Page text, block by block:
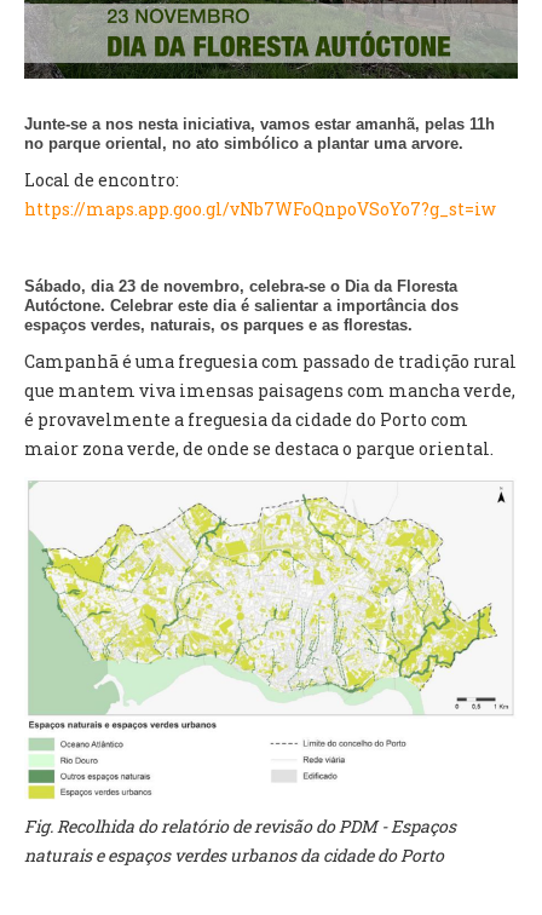
VÍDEOS
AUTARQUIA
CONSTITUIÇÃO
PRESIDENTE
EXECUTIVO E PELOUROS
DOCUMENTOS
ATAS E DOCUMENTOS DA ASSEMBLEIA
EDITAIS
REGULAMENTOS E TAXAS
RELATÓRIO E CONTAS
INVENTÁRIO
RECRUTAMENTO PESSOAL
CÓDIGO DE CONDUTA
ORÇAMENTO COLABORATIVO
FUNDO DE APOIO AO ASSOCIATIVISMO
SUBVENÇÕES PÚBLICAS
SERVIÇOS
GERAIS
SECRETARIA
Junte-se a nos nesta iniciativa, vamos estar amanhã, pelas 11h
no parque oriental, no ato simbólico a plantar uma arvore.
Local de encontro:
https://maps.app.goo.gl/vNb7WFoQnpoVSoYo7?g_st=iw
Sábado, dia 23 de novembro, celebra-se o Dia da Floresta
Autóctone. Celebrar este dia é salientar a importância dos
espaços verdes, naturais, os parques e as florestas.
Campanhã é uma freguesia com passado de tradição rural
que mantem viva imensas paisagens com mancha verde,
é provavelmente a freguesia da cidade do Porto com
maior zona verde, de onde se destaca o parque oriental.
Fig. Recolhida do relatório de revisão do PDM - Espaços
naturais e espaços verdes urbanos da cidade do Porto